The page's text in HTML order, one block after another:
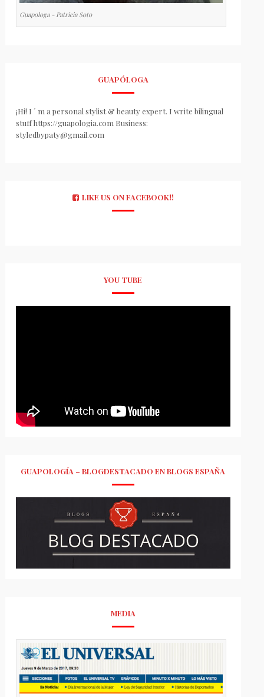
Guapologa - Patricia Soto
GUAPÓLOGA
¡Hi! I ´ m a personal stylist & beauty expert. I write bilingual
stuff https://guapologia.com Business:
styledbypaty@gmail.com
LIKE US ON FACEBOOK!!
YOU TUBE
GUAPOLOGÍA – BLOGDESTACADO EN BLOGS ESPAÑA
MEDIA